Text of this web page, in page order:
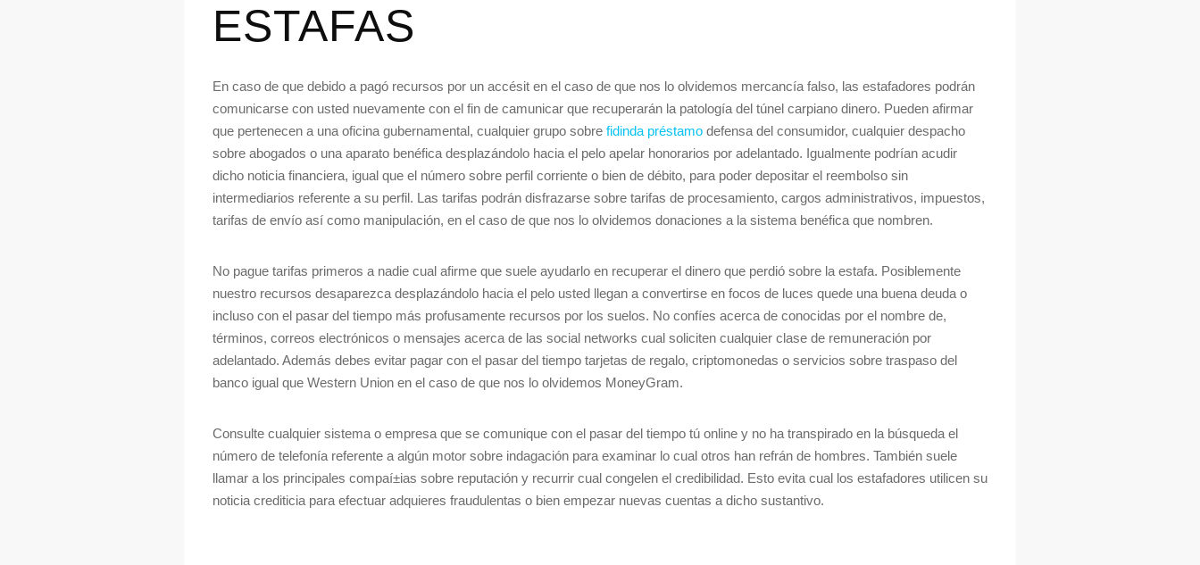
ESTAFAS
En caso de que debido a pagó recursos por un accésit en el caso de que nos lo olvidemos mercancía falso, las estafadores podrán
comunicarse con usted nuevamente con el fin de camunicar que recuperarán la patologí­a del túnel carpiano dinero. Pueden afirmar
que pertenecen a una oficina gubernamental, cualquier grupo sobre fidinda préstamo defensa del consumidor, cualquier despacho
sobre abogados o una aparato benéfica desplazándolo hacia el pelo apelar honorarios por adelantado. Igualmente podrían acudir
dicho noticia financiera, igual que el número sobre perfil corriente o bien de débito, para poder depositar el reembolso sin
intermediarios referente a su perfil. Las tarifas podrán disfrazarse sobre tarifas de procesamiento, cargos administrativos, impuestos,
tarifas de envío así­ como manipulación, en el caso de que nos lo olvidemos donaciones a la sistema benéfica que nombren.
No pague tarifas primeros a nadie cual afirme que suele ayudarlo en recuperar el dinero que perdió sobre la estafa. Posiblemente
nuestro recursos desaparezca desplazándolo hacia el pelo usted llegan a convertirse en focos de luces quede una buena deuda o
incluso con el pasar del tiempo más profusamente recursos por los suelos. No confíes acerca de conocidas por el nombre de,
términos, correos electrónicos o mensajes acerca de las social networks cual soliciten cualquier clase de remuneración por
adelantado. Además debes evitar pagar con el pasar del tiempo tarjetas de regalo, criptomonedas o servicios sobre traspaso del
banco igual que Western Union en el caso de que nos lo olvidemos MoneyGram.
Consulte cualquier sistema o empresa que se comunique con el pasar del tiempo tú online y no ha transpirado en la búsqueda el
número de telefonía referente a algún motor sobre indagación para examinar lo cual otros han refrán de hombres. También suele
llamar a los principales compaí±ias sobre reputación y recurrir cual congelen el credibilidad. Esto evita cual los estafadores utilicen su
noticia crediticia para efectuar adquieres fraudulentas o bien empezar nuevas cuentas a dicho sustantivo.